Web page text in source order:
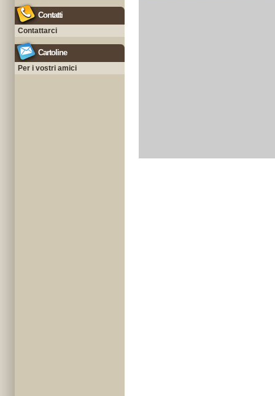
Contatti
Contattarci
Cartoline
Per i vostri amici